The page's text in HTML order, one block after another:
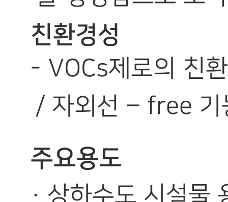
친환경성
- VOCs제로의 친
/ 자외선 – free 기
주요용도
· 상하수도 시설물